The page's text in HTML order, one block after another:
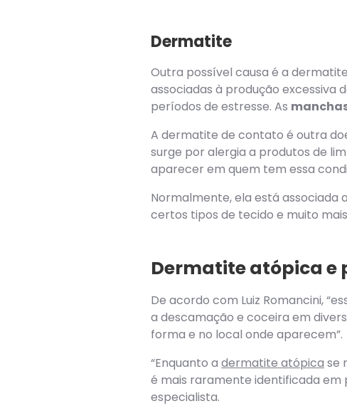
Dermatite
Outra possível causa é a
associadas à produção excessiva
períodos de estresse. As
A dermatite de contato é outra
surge por alergia a produtos de
aparecer em quem tem essa
Normalmente, ela está associada
certos tipos de tecido e muito
Dermatite atópica e
De acordo com Luiz Romancini,
a descamação e coceira em
forma e no local onde aparecem”.
“Enquanto a dermatite atópica se
é mais raramente identificada em
especialista.